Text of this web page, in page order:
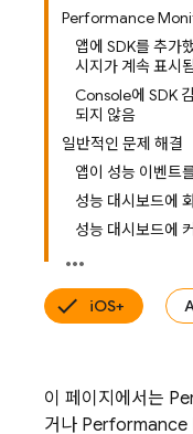
Performance
앱에 SDK를 추가
시지가 계속 표시됨
Console에 SDK
되지 않음
일반적인 문제 해결
앱이 성능 이벤트
성능 대시보드에
성능 대시보드에
iOS+
이 페이지에서는
거나